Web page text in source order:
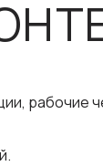
рабочие